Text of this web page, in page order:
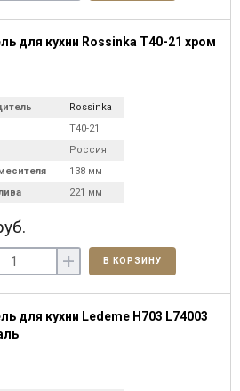
для кухни Rossinka T40-21 хром
Rossinka
T40-21
Россия
138 мм
221 мм
+ В КОРЗИНУ
для кухни Ledeme H703 L74003